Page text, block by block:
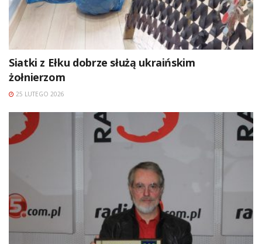
Siatki z Ełku dobrze służą ukraińskim
żołnierzom
25 LUTEGO 2026